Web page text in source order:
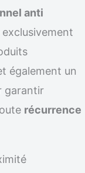
anti
exclusivement
également un
garantir
récurrence